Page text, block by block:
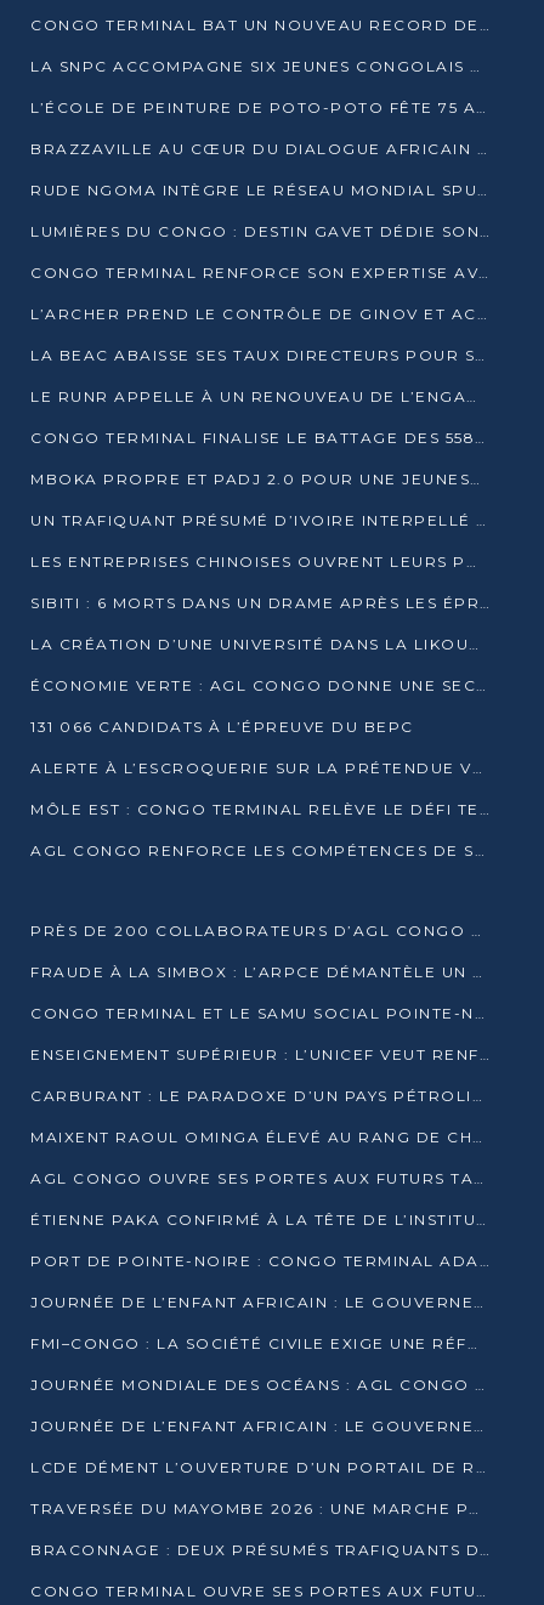
CONGO TERMINAL BAT UN NOUVEAU RECORD DE PRODUCTIVITÉ AU PORT DE POINTE-NOIRE
LA SNPC ACCOMPAGNE SIX JEUNES CONGOLAIS AUX OLYMPIADES PANAFRICAINES DE MATHÉMATIQUES
L’ÉCOLE DE PEINTURE DE POTO-POTO FÊTE 75 ANS AU SERVICE DE L’ART CONGOLAIS
BRAZZAVILLE AU CŒUR DU DIALOGUE AFRICAIN SUR LES OBJECTIFS DE DÉVELOPPEMENT DURABLE
RUDE NGOMA INTÈGRE LE RÉSEAU MONDIAL SPUTNIK PRO APRÈS UNE FORMATION À MOSCOU
LUMIÈRES DU CONGO : DESTIN GAVET DÉDIE SON PRIX À L’UNITÉ NATIONALE ET À LA JEUNESSE
CONGO TERMINAL RENFORCE SON EXPERTISE AVEC NEUF NOUVEAUX FORMATEURS EN ENGINS PORTUAIRES
L’ARCHER PREND LE CONTRÔLE DE GINOV ET ACCÉLÈRE SON VIRAGE NUMÉRIQUE
LA BEAC ABAISSE SES TAUX DIRECTEURS POUR SOUTENIR LA CROISSANCE EN ZONE CEMAC
LE RUNR APPELLE À UN RENOUVEAU DE L’ENGAGEMENT MILITANT
CONGO TERMINAL FINALISE LE BATTAGE DES 558 PIEUX DU FUTUR QUAI DU MÔLE EST
MBOKA PROPRE ET PADJ 2.0 POUR UNE JEUNESSE PLUS AUTONOME
UN TRAFIQUANT PRÉSUMÉ D’IVOIRE INTERPELLÉ À DOLISIE
LES ENTREPRISES CHINOISES OUVRENT LEURS PORTES AUX JEUNES DIPLÔMÉS
SIBITI : 6 MORTS DANS UN DRAME APRÈS LES ÉPREUVES DU BEPC
LA CRÉATION D’UNE UNIVERSITÉ DANS LA LIKOUALA AU CŒUR D’UNE RÉFLEXION NATIONALE
ÉCONOMIE VERTE : AGL CONGO DONNE UNE SECONDE VIE À SES DÉCHETS INDUSTRIELS
131 066 CANDIDATS À L’ÉPREUVE DU BEPC
ALERTE À L’ESCROQUERIE SUR LA PRÉTENDUE VENTE DE PARCELLES AFAT
MÔLE EST : CONGO TERMINAL RELÈVE LE DÉFI TECHNIQUE DES SABLES BITUMINEUX
AGL CONGO RENFORCE LES COMPÉTENCES DE SES ÉQUIPES AVEC LA CERTIFICATION CACES® R483
PRÈS DE 200 COLLABORATEURS D’AGL CONGO EN FORMATION JUSQU’EN JUILLET
FRAUDE À LA SIMBOX : L’ARPCE DÉMANTÈLE UN RÉSEAU UTILISANT DES CARTES SIM OUGANDAISES
CONGO TERMINAL ET LE SAMU SOCIAL POINTE-NOIRE RENOUVELLENT LEUR PARTENARIAT EN FAVEUR DES JEUNES VULNÉRABLES
ENSEIGNEMENT SUPÉRIEUR : L’UNICEF VEUT RENFORCER LA RECHERCHE SUR LES QUESTIONS DE L’ENFANCE
CARBURANT : LE PARADOXE D’UN PAYS PÉTROLIER CONFRONTÉ À DES PÉNURIES RÉCURRENTES
MAIXENT RAOUL OMINGA ÉLEVÉ AU RANG DE CHEVALIER DE L’ORDRE DE L’AMITIÉ ENTRE LA RUSSIE ET LE CONGO
AGL CONGO OUVRE SES PORTES AUX FUTURS TALENTS DE LA LOGISTIQUE
ÉTIENNE PAKA CONFIRMÉ À LA TÊTE DE L’INSTITUT GÉOGRAPHIQUE NATIONAL
PORT DE POINTE-NOIRE : CONGO TERMINAL ADAPTE SON DRAGAGE AUX SABLES BITUMINEUX
JOURNÉE DE L’ENFANT AFRICAIN : LE GOUVERNEMENT RÉAFFIRME SON ENGAGEMENT POUR L’ACCÈS À L’EAU ET À L’ASSAINISSEMENT
FMI–CONGO : LA SOCIÉTÉ CIVILE EXIGE UNE RÉFORME DE LA FISCALITÉ PÉTROLIÈRE
JOURNÉE MONDIALE DES OCÉANS : AGL CONGO MOBILISE SES COLLABORATEURS POUR LA PRÉSERVATION DE LA BIODIVERSITÉ MARINE
JOURNÉE DE L’ENFANT AFRICAIN : LE GOUVERNEMENT MOBILISÉ POUR L’HYGIÈNE DANS LES ORPHELINATS
LCDE DÉMENT L’OUVERTURE D’UN PORTAIL DE RECRUTEMENT ET APPELLE À LA VIGILANCE
TRAVERSÉE DU MAYOMBE 2026 : UNE MARCHE POUR SENSIBILISER ET DÉPISTER AU DIABÈTE
BRACONNAGE : DEUX PRÉSUMÉS TRAFIQUANTS D’HIPPOPOTAME ÉCROUÉS À BRAZZAVILLE
CONGO TERMINAL OUVRE SES PORTES AUX FUTURS INGÉNIEURS DE L’UCAC-ICAM